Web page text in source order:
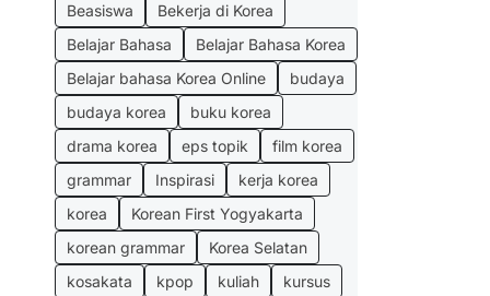
Beasiswa
Bekerja di Korea
Belajar Bahasa
Belajar Bahasa Korea
Belajar bahasa Korea Online
budaya
budaya korea
buku korea
drama korea
eps topik
film korea
grammar
Inspirasi
kerja korea
korea
Korean First Yogyakarta
korean grammar
Korea Selatan
kosakata
kpop kuliah
kursus